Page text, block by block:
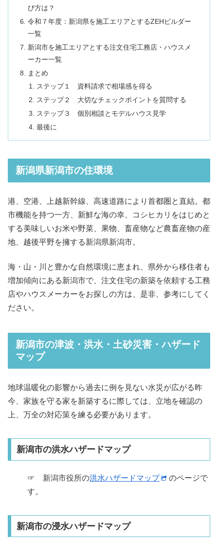
び方は？
令和７年度：新潟県を施工エリアとするZEHビルダー
一覧
新潟市を施工エリアとする注文住宅工務店・ハウスメ
ーカー一覧
まとめ
ステップ１ 資料請求で相場感を得る
ステップ２ 大切なチェックポイントを質問する
ステップ３ 個別相談とモデルハウス見学
最後に
新潟県新潟市の住環境
港、空港、上越新幹線、高速道路により首都圏と直結。都
市機能を持つ一方、新鮮な海の幸、コシヒカリをはじめと
する美味しいお米や野菜、果物、畜産物など農畜産物の産
地、越後平野を擁する新潟県新潟市。
海・山・川と豊かな自然環境に恵まれ、県外から移住者も
増加傾向にある新潟市で、注文住宅の新築を依頼する工務
店やハウスメーカーをお探しの方は、是非、参考にしてく
ださい。
新潟市の津波・洪水・土砂災害・ハザード
マップ
地球温暖化の影響から過去に例を見ない水災が広がる昨
今、家族を守る家を新築するに際しては、立地を確認の
上、万全の対応策を練る必要があります。
新潟市の洪水ハザードマップ
☞ 新潟市役所の洪水ハザードマップ
のページで
す。
新潟市の浸水ハザードマップ